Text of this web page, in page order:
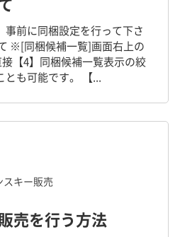
事前に同梱設定を行って下さ
※[同梱候補一覧]画面右上の
【4】同梱候補一覧表示の絞
も可能です。 【...
スキー販売
売を行う方法